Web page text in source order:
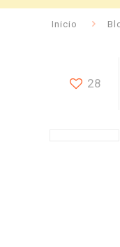
Inicio
28